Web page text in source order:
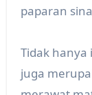
paparan
Tidak
juga